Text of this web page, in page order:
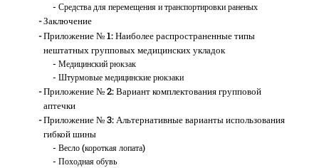
Средства для перемещения и транспортировки раненых
Заключение
Приложение № 1: Наиболее распространенные типы
нештатных групповых медицинских укладок
Медицинский рюкзак
Штурмовые медицинские рюкзаки
Приложение № 2: Вариант комплектования групповой
аптечки
Приложение № 3: Альтернативные варианты использования
гибкой шины
Весло (короткая лопата)
Походная обувь